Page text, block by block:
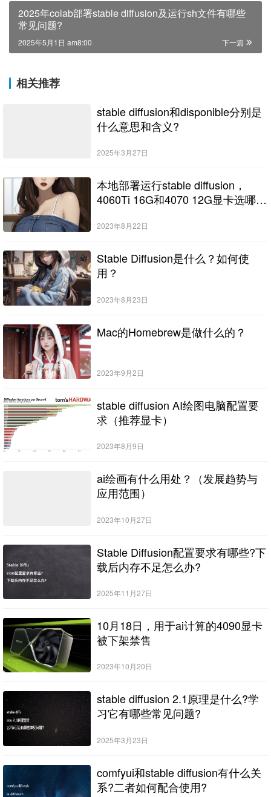
2025年colab部署stable diffusion及运行sh文件有哪些
常见问题?
下一篇
2025年5月1日 am8:00
相关推荐
stable diffusion和disponible分别是
什么意思和含义?
2025年3月27日
本地部署运行stable diffusion，
4060Ti 16G和4070 12G显卡选哪
2023年8月22日
Stable Diffusion是什么？如何使
用？
2023年8月23日
Mac的Homebrew是做什么的？
2023年9月2日
stable diffusion AI绘图电脑配置要
求（推荐显卡）
2023年8月9日
ai绘画有什么用处？（发展趋势与
应用范围）
2023年10月27日
Stable Diffusion配置要求有哪些?下
载后内存不足怎么办?
2025年11月27日
10月18日，用于ai计算的4090显卡
被下架禁售
2023年10月20日
stable diffusion 2.1原理是什么?学
习它有哪些常见问题?
2025年3月23日
comfyui和stable diffusion有什么关
系?二者如何配合使用?